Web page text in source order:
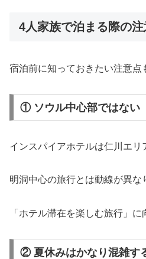
4人家族で泊まる際の注
宿泊前に知っておきたい注意点
① ソウル中心部ではない
インスパイアホテルは仁川エリ
明洞中心の旅行とは動線が異な
「ホテル滞在を楽しむ旅行」に
② 夏休みはかなり混雑す